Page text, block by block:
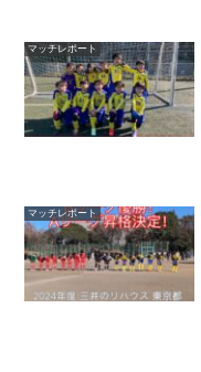
マッチレポート
マッチレポート